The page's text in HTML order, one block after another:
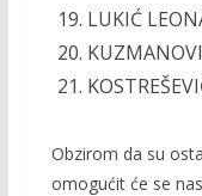
LUKIĆ
Obzirom da su
omogućit će se